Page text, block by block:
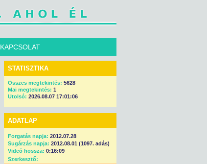
KAPCSOLAT
STATISZTIKA
Összes megtekintés: 5628
Mai megtekintés: 1
Utolsó: 2026.08.07 17:01:06
ADATLAP
Forgatás napja: 2012.07.28
Sugárzás napja: 2012.08.01 (1097. adás)
Videó hossza: 0:16:09
Szerkesztő: